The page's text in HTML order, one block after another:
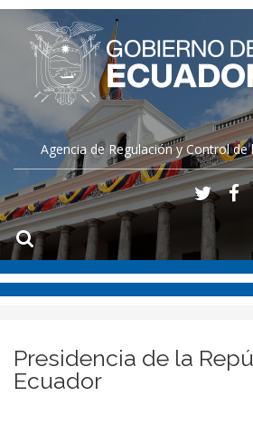
Agencia de Regulación y Control
Presidencia de la
Ecuador